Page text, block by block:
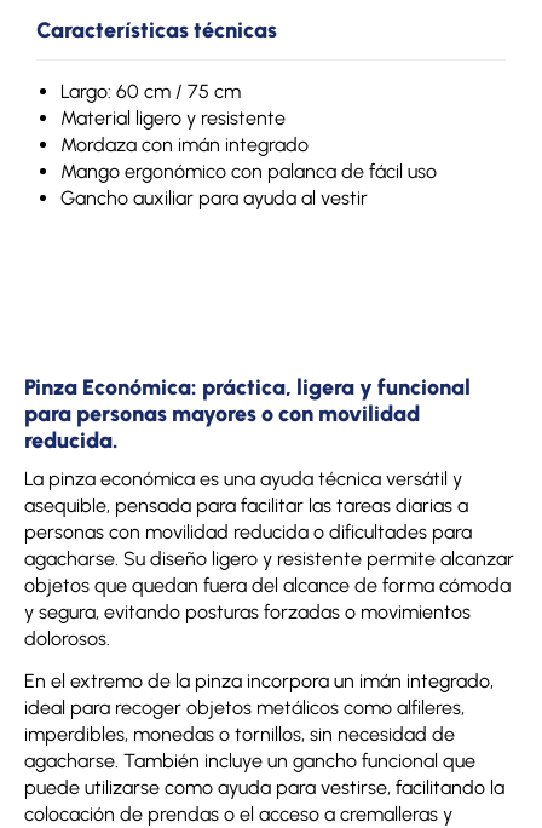
Características técnicas
Largo: 60 cm / 75 cm
Material ligero y resistente
Mordaza con imán integrado
Mango ergonómico con palanca de fácil uso
Gancho auxiliar para ayuda al vestir
Pinza Económica: práctica, ligera y funcional
para personas mayores o con movilidad
reducida.
La pinza económica es una ayuda técnica versátil y
asequible, pensada para facilitar las tareas diarias a
personas con movilidad reducida o dificultades para
agacharse. Su diseño ligero y resistente permite alcanzar
objetos que quedan fuera del alcance de forma cómoda
y segura, evitando posturas forzadas o movimientos
dolorosos.
En el extremo de la pinza incorpora un imán integrado,
ideal para recoger objetos metálicos como alfileres,
imperdibles, monedas o tornillos, sin necesidad de
agacharse. También incluye un gancho funcional que
puede utilizarse como ayuda para vestirse, facilitando la
colocación de prendas o el acceso a cremalleras y